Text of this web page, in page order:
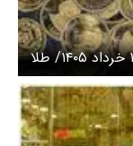
آخرین قیمت طلا و سکه امروز چهارشنبه ۱۳ خرداد ۱۴۰۵/ طلا